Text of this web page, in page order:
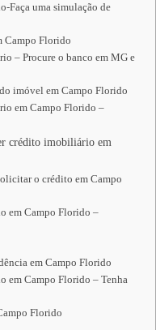
Faça uma simulação de
Campo Florido
– Procure o banco em MG e
imóvel em Campo Florido
em Campo Florido –
crédito imobiliário em
o crédito em Campo
em Campo Florido –
em Campo Florido
em Campo Florido – Tenha
Florido